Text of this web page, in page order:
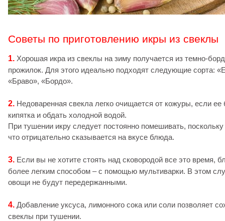
Советы по приготовлению икры из свеклы
1. Хорошая икра из свеклы на зиму получается из темно-
прожилок. Для этого идеально подходят следующие сорта:
«Браво», «Бордо».
2. Недоваренная свекла легко очищается от кожуры, если ее
кипятка и обдать холодной водой.
При тушении икру следует постоянно помешивать, поскольку
что отрицательно сказывается на вкусе блюда.
3. Если вы не хотите стоять над сковородой все это время,
более легким способом – с помощью мультиварки. В этом
овощи не будут передержанными.
4. Добавление уксуса, лимонного сока или соли позволяет
свеклы при тушении.